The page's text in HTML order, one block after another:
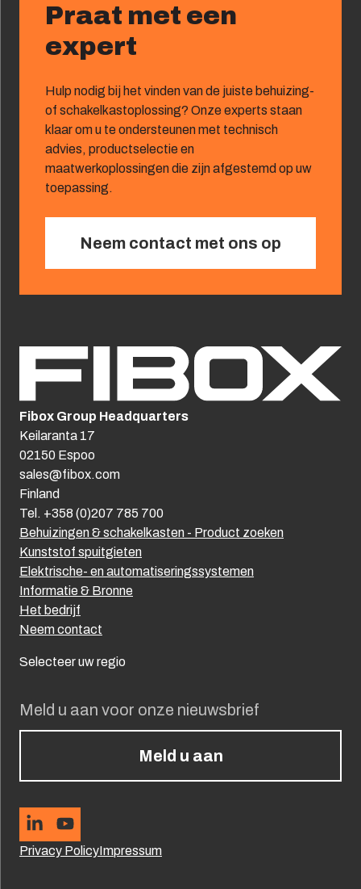
Praat met een
expert
Hulp nodig bij het vinden van de juiste behuizing-
of schakelkastoplossing? Onze experts staan
klaar om u te ondersteunen met technisch
advies, productselectie en
maatwerkoplossingen die zijn afgestemd op uw
toepassing.
Neem contact met ons op
Meld u aan voor onze nieuwsbrief
Meld u aan
Privacy PolicyImpressum
Behuizingen & schakelkasten - Product zoeken
Kunststof spuitgieten
Elektrische- en automatiseringssystemen
Informatie & Bronne
Het bedrijf
Neem contact
Selecteer uw regio
Fibox Group Headquarters
Keilaranta 17
02150 Espoo
sales@fibox.com
Finland
Tel. +358 (0)207 785 700